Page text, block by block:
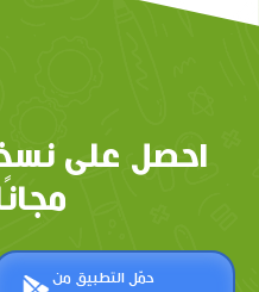
احصل على
حمّل التطبيق من